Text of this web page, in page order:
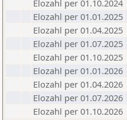
Elozahl per 01.10.2024
Elozahl per 01.01.2025
Elozahl per 01.04.2025
Elozahl per 01.07.2025
Elozahl per 01.10.2025
Elozahl per 01.01.2026
Elozahl per 01.04.2026
Elozahl per 01.07.2026
Elozahl per 01.10.2026